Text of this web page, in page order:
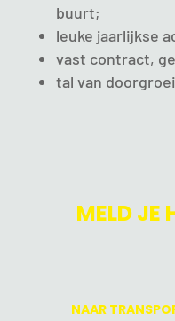
buurt;
leuke jaarlijkse
vast contract,
tal van
MELD JE
NAAR